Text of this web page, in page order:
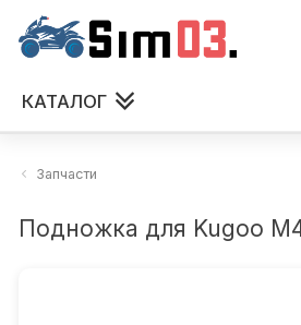
КАТАЛОГ
Запчасти
Подножка для Kugoo